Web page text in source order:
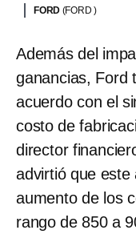
FORD (FORD )
Además del
ganancias, Ford
acuerdo con el
costo de
director
advirtió que este
aumento de los
rango de 850 a